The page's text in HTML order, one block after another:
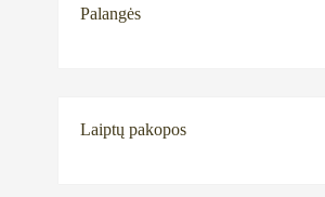
Palangės
Laiptų pakopos